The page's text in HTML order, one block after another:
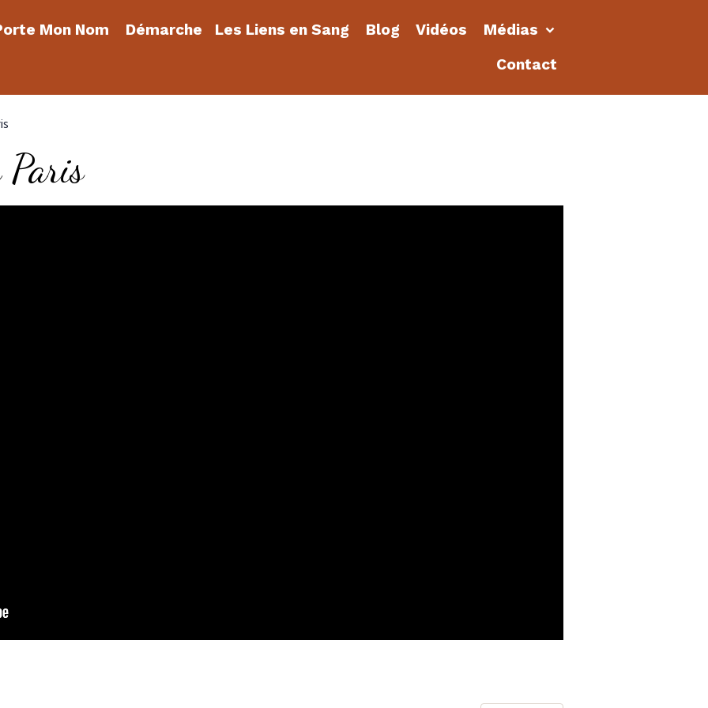
Mon Nom Démarche Les Liens en Sang Blog Vidéos
Médias
Contact
Paris